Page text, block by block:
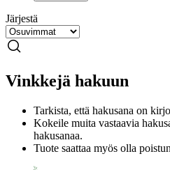
Järjestä
Vinkkejä hakuun
Tarkista, että hakusana on
Kokeile muita vastaavia
hakusanaa.
Tuote saattaa myös olla